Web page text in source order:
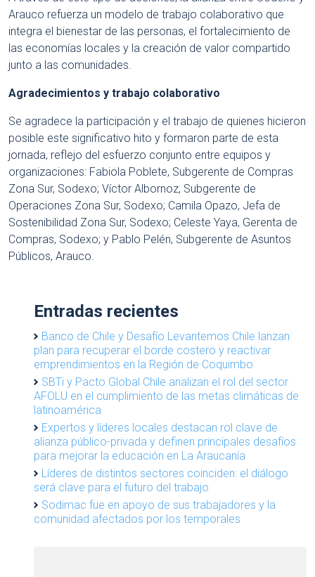
Arauco refuerza un modelo de trabajo colaborativo que
integra el bienestar de las personas, el fortalecimiento de
las economías locales y la creación de valor compartido
junto a las comunidades.
Agradecimientos y trabajo colaborativo
Se agradece la participación y el trabajo de quienes hicieron
posible este significativo hito y formaron parte de esta
jornada, reflejo del esfuerzo conjunto entre equipos y
organizaciones: Fabiola Poblete, Subgerente de Compras
Zona Sur, Sodexo; Víctor Albornoz, Subgerente de
Operaciones Zona Sur, Sodexo; Camila Opazo, Jefa de
Sostenibilidad Zona Sur, Sodexo; Celeste Yaya, Gerenta de
Compras, Sodexo; y Pablo Pelén, Subgerente de Asuntos
Públicos, Arauco.
Entradas recientes
Banco de Chile y Desafío Levantemos Chile lanzan
plan para recuperar el borde costero y reactivar
emprendimientos en la Región de Coquimbo
SBTi y Pacto Global Chile analizan el rol del sector
AFOLU en el cumplimiento de las metas climáticas de
latinoamérica
Expertos y líderes locales destacan rol clave de
alianza público-privada y definen principales desafíos
para mejorar la educación en La Araucanía
Líderes de distintos sectores coinciden: el diálogo
será clave para el futuro del trabajo
Sodimac fue en apoyo de sus trabajadores y la
comunidad afectados por los temporales